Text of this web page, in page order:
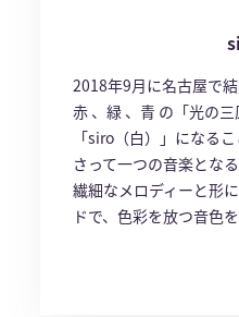
2018年9月に名古屋で
赤 、緑 、青 の「光の
「siro（白）」になる
さって一つの音楽とな
繊細なメロディーと形
ドで、色彩を放つ音色